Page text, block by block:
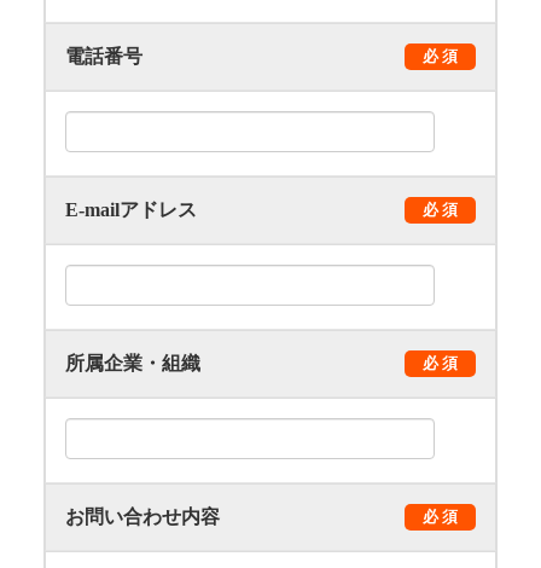
電話番号 必 須
E-mailアドレス 必 須
所属企業・組織 必 須
お問い合わせ内容 必 須